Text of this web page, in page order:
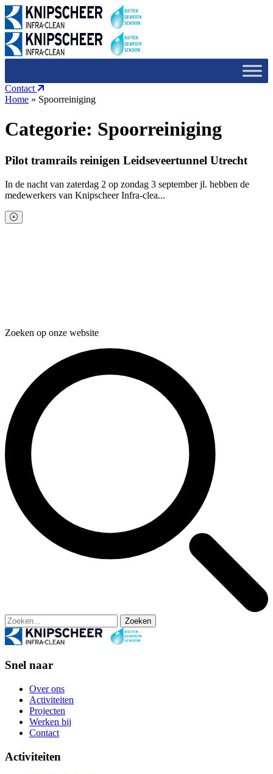
Contact
Home » Spoorreiniging
Categorie: Spoorreiniging
Pilot tramrails reinigen Leidseveertunnel Utrecht
In de nacht van zaterdag 2 op zondag 3 september jl. hebben de
medewerkers van Knipscheer Infra-clea...
Zoeken op onze website
Zoeken
Snel naar
Over ons
Activiteiten
Projecten
Werken bij
Contact
Activiteiten